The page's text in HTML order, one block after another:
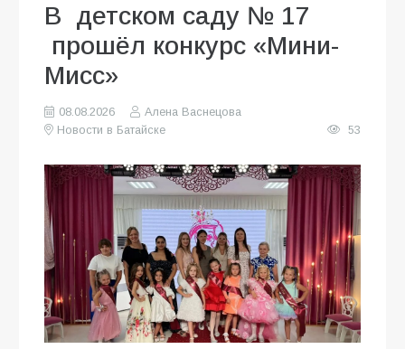
В детском саду № 17
прошёл конкурс «Мини-
Мисс»
08.08.2026
Алена Васнецова
Новости в Батайске
53